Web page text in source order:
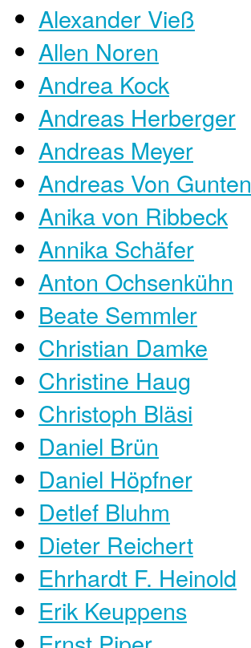
Alexander Vieß
Allen Noren
Andrea Kock
Andreas Herberger
Andreas Meyer
Andreas Von Gunten
Anika von Ribbeck
Annika Schäfer
Anton Ochsenkühn
Beate Semmler
Christian Damke
Christine Haug
Christoph Bläsi
Daniel Brün
Daniel Höpfner
Detlef Bluhm
Dieter Reichert
Ehrhardt F. Heinold
Erik Keuppens